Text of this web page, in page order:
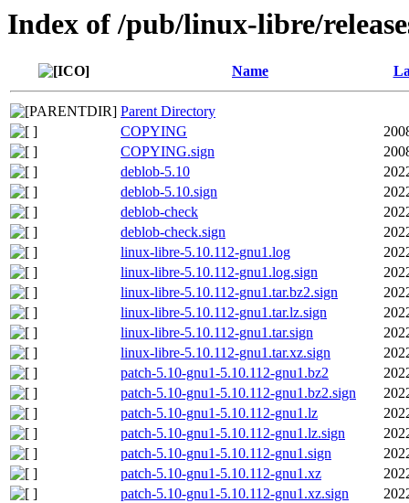
Index of /pub/linux-libre/
Name
Parent Directory
COPYING
COPYING.sign
deblob-5.10
deblob-5.10.sign
deblob-check
deblob-check.sign
linux-libre-5.10.112-gnu1.log
linux-libre-5.10.112-gnu1.log.sign
linux-libre-5.10.112-gnu1.tar.bz2.sign
linux-libre-5.10.112-gnu1.tar.lz.sign
linux-libre-5.10.112-gnu1.tar.sign
linux-libre-5.10.112-gnu1.tar.xz.sign
patch-5.10-gnu1-5.10.112-gnu1.bz2
patch-5.10-gnu1-5.10.112-gnu1.bz2.sign
patch-5.10-gnu1-5.10.112-gnu1.lz
patch-5.10-gnu1-5.10.112-gnu1.lz.sign
patch-5.10-gnu1-5.10.112-gnu1.sign
patch-5.10-gnu1-5.10.112-gnu1.xz
patch-5.10-gnu1-5.10.112-gnu1.xz.sign